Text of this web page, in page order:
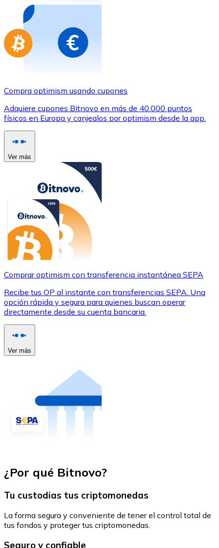
Compra tarjetas regalo de tus marcas favoritas con
Ir a la tienda de tarjetas regalo
Compra optimism usando cupones
Adquiere cupones Bitnovo en más de 40.000 puntos
físicos en Europa y canjealos por optimism desde la app.
Ver más
Comprar optimism con transferencia instantánea SEPA
Recibe tus OP al instante con transferencias SEPA. Una
opción rápida y segura para quienes buscan operar
directamente desde su cuenta bancaria.
Ver más
¿Por qué Bitnovo?
Tu custodias tus criptomonedas
La forma segura y conveniente de tener el control total de
tus fondos y proteger tus criptomonedas.
Seguro y confiable